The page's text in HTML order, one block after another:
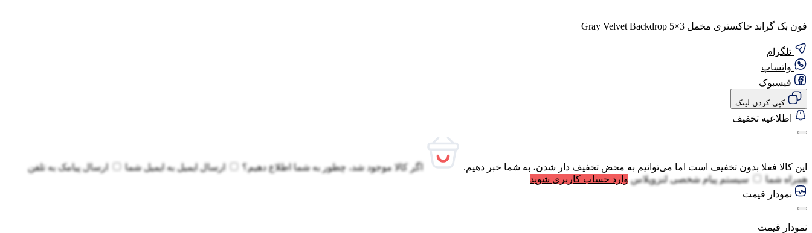
فون بک گراند خاکستری مخمل Gray Velvet Backdrop 5×3
تلگرام
واتساپ
فیسبوک
کپی کردن لینک
اطلاعیه تخفیف
این کالا فعلا بدون تخفیف است اما می‌توانیم به محض تخفیف دار شدن، به شما خبر دهیم. اگر کالا موجود شد، چطور به شما اطلاع دهیم؟ ارسال ایمیل به ایمیل شما ارسال پیامک به تلفن
همراه شما
سیستم پیام شخصی لنزوپلاس وارد حساب کاربری شوید
نمودار قیمت
نمودار قیمت